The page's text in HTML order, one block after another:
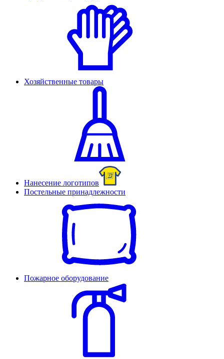
Хозяйственные товары
Нанесение логотипов
Постельные принадлежности
Пожарное оборудование